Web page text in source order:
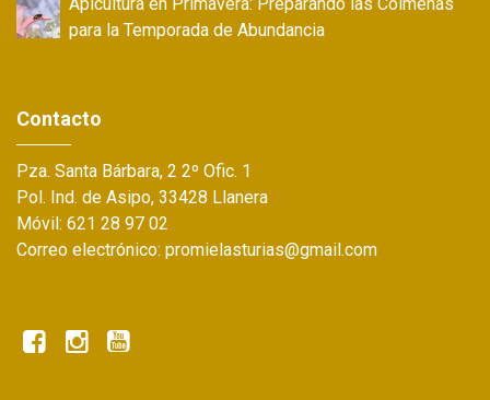
para la Temporada de Abundancia
Contacto
Pza. Santa Bárbara, 2 2º Ofic. 1
Pol. Ind. de Asipo, 33428 Llanera
Móvil: 621 28 97 02
Correo electrónico: promielasturias@gmail.com